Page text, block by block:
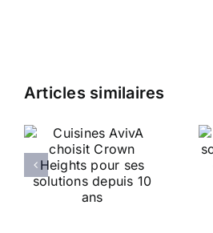
Articles similaires
Crown Heights et
son player Crown
TV choisit par